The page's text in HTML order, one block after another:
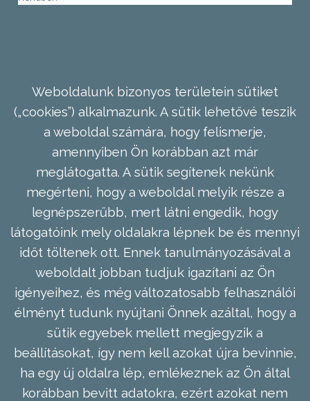
Weboldalunk bizonyos területein sütiket
(„cookies”) alkalmazunk. A sütik lehetővé teszik
a weboldal számára, hogy felismerje,
amennyiben Ön korábban azt már
meglátogatta. A sütik segítenek nekünk
megérteni, hogy a weboldal melyik része a
legnépszerűbb, mert látni engedik, hogy
látogatóink mely oldalakra lépnek be és mennyi
időt töltenek ott. Ennek tanulmányozásával a
weboldalt jobban tudjuk igazítani az Ön
igényeihez, és még változatosabb felhasználói
élményt tudunk nyújtani Önnek azáltal, hogy a
sütik egyebek mellett megjegyzik a
beállításokat, így nem kell azokat újra bevinnie,
ha egy új oldalra lép, emlékeznek az Ön által
korábban bevitt adatokra, ezért azokat nem